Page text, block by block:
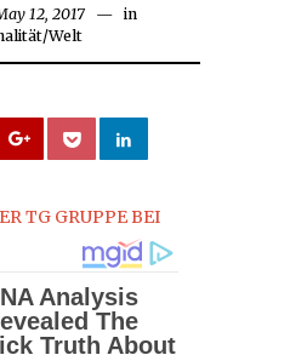
12, 2017May in
/Welt
TG GRUPPE BEI